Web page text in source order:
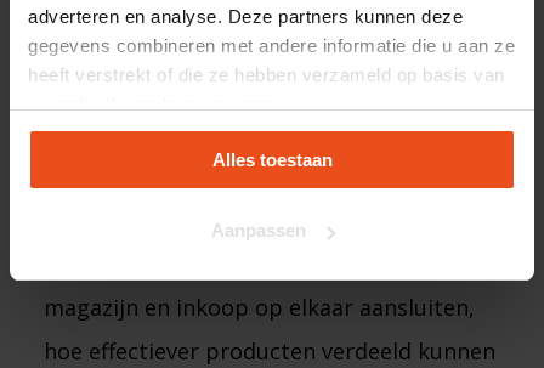
adverteren en analyse. Deze partners kunnen deze
gegevens combineren met andere informatie die u aan ze
heeft verstrekt of die ze hebben verzameld op basis van
Alles toestaan
Aanpassen
fouten worden geminimaliseerd en
ontstaat meer efficiëntie binnen de
bedrijfsvoering.
Daarnaast is het belangrijk om goed
samen te werken tussen verschillende
magazijn en inkoop op elkaar aansluiten,
hoe effectiever producten verdeeld kunnen